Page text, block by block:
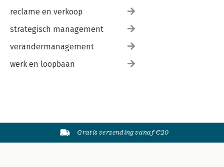
reclame en verkoop
strategisch management
verandermanagement
werk en loopbaan
Gratis verzending vanaf €20